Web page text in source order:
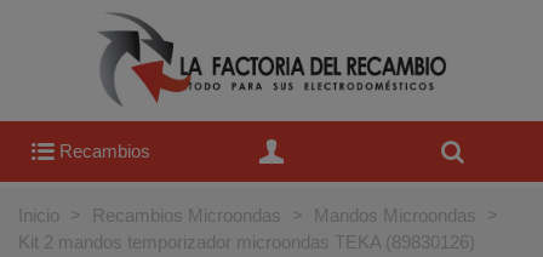
Recambios
Inicio > Recambios Microondas > Mandos Microondas
>
Kit 2 mandos temporizador microondas TEKA (89830126)